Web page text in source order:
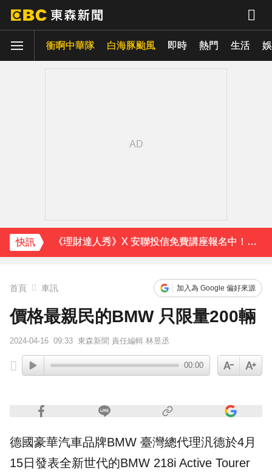
衝啊中華隊 白海豚颱風 即時 熱門 生活
快訊 孫淑媚首登JJA音樂節！被范曉萱1句話打動 放話秀超狂腹肌
《理財達人秀》X 安聯投信免費講座報名中！搶先卡位 2027
首頁 車訊 加入為 Google 偏好來源
價格最親民的BMW 只限量200輛
2024-04-16 09:33 東森新聞 責任編輯 林昱丞
00:00
德國豪華汽車品牌BMW 臺灣總代理汎德於4月
15日發表全新世代的BMW 218i Active Tourer